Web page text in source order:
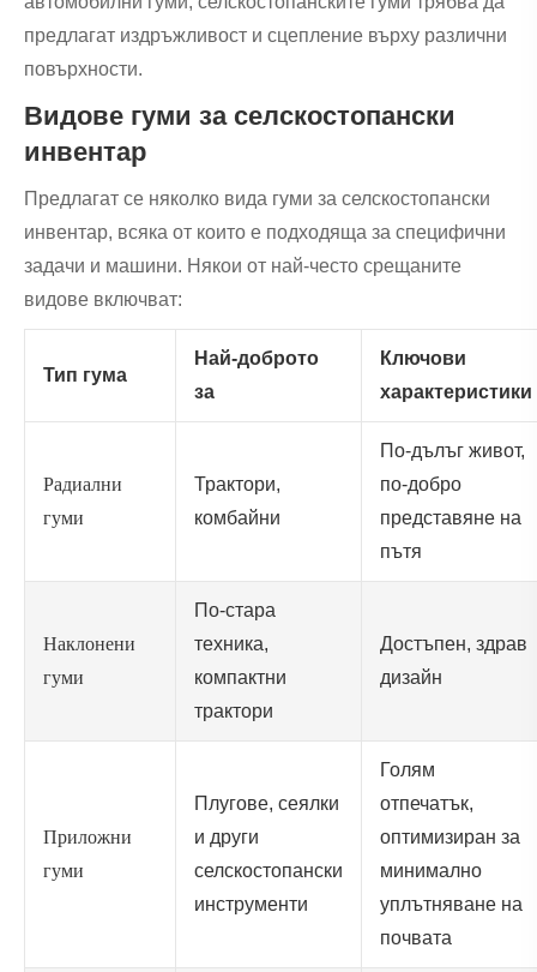
предлагат издръжливост и сцепление върху различни
повърхности.
Видове гуми за селскостопански
инвентар
Предлагат се няколко вида гуми за селскостопански
инвентар, всяка от които е подходяща за специфични
задачи и машини. Някои от най-често срещаните
видове включват:
Тип гума
Най-доброто
за
Ключови
характеристики
Радиални
гуми
Трактори,
комбайни
По-дълъг живот,
по-добро
представяне на
пътя
Наклонени
гуми
По-стара
техника,
компактни
трактори
Достъпен, здрав
дизайн
Приложни
гуми
Плугове, сеялки
и други
селскостопански
инструменти
Голям
отпечатък,
оптимизиран за
минимално
уплътняване на
почвата